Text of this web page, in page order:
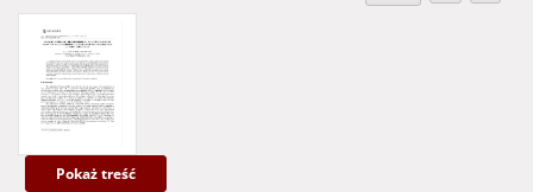
Pokaż treść